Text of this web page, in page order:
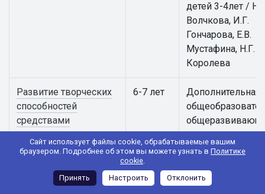
Сайт использует файлы cookie, обрабатываемые вашим
браузером. Подробнее об этом вы можете узнать в Политике
cookie.
Принять
Настроить Отклонить
детей 3-4лет /
Волчкова, И.Г.
Гончарова, Е.В.
Мустафина, Н.Г.
Королева
Развитие творческих
способностей
средствами
театрального
искусства "Театр
6-7 лет
Дополнительная
программа
художественной
«Развитие